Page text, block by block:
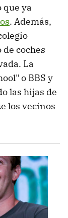
ya
. Además,
coches
La
o BBS y
las hijas de
los vecinos